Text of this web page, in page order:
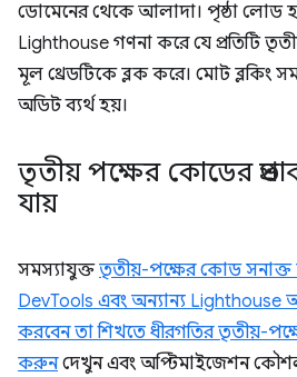
ডোমেনের থেকে আলাদা। পৃষ্ঠা লোড
Lighthouse গণনা করে যে প্রতিটি
মূল থ্রেডটিকে ব্লক করে। মোট ব্লকিং
অডিট ব্যর্থ হয়।
তৃতীয় পক্ষের কোডের
যায়
সমস্যাযুক্ততৃতীয়-পক্ষের কোড
DevTools এবং অন্যান্য Lighthouse
করবেন তা শিখতে ধীরগতির তৃতীয়-
করুনদেখুন এবং অপ্টিমাইজেশন